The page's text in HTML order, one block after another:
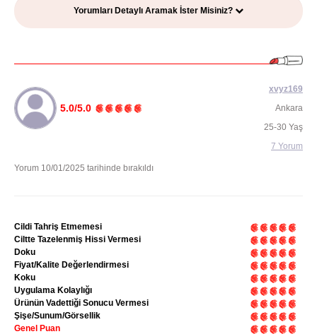
Yorumları Detaylı Aramak İster Misiniz?
5.0/5.0
Yorum 10/01/2025 tarihinde bırakıldı
xvyz169
Ankara
25-30 Yaş
7 Yorum
Cildi Tahriş Etmemesi
Ciltte Tazelenmiş Hissi Vermesi
Doku
Fiyat/Kalite Değerlendirmesi
Koku
Uygulama Kolaylığı
Ürünün Vadettiği Sonucu Vermesi
Şişe/Sunum/Görsellik
Genel Puan